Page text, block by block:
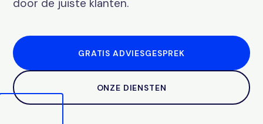
door de juiste klanten.
GRATIS ADVIESGESPREK
ONZE DIENSTEN